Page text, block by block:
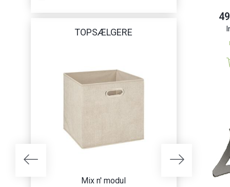
TOPSÆLGERE
Mix n' modul
Nantes